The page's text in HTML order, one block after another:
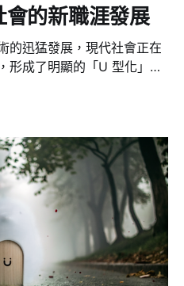
掌管錢時卻揮霍無度 ——
一隻的燻雞和
會的新職涯發展
的迅猛發展，現代社會正在
形成了明顯的「U 型化」趨
業與職位正在逐漸萎縮。在
探索個人價值的獨特軌跡。
理論，我非常認同，這不僅
更是 U 型社會中個人價值最
越短，
強企業的平均壽命僅有
有 20 年，而人類有可能
人可能需要經歷 10 家公